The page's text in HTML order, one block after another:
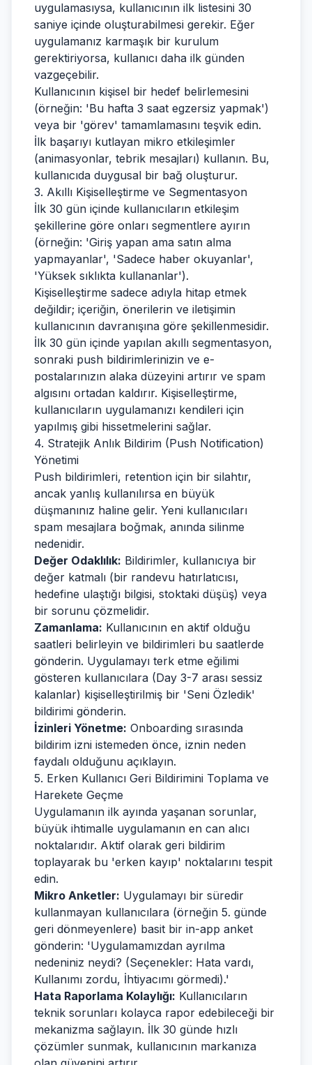
uygulamasıysa, kullanıcının ilk listesini 30
saniye içinde oluşturabilmesi gerekir. Eğer
uygulamanız karmaşık bir kurulum
gerektiriyorsa, kullanıcı daha ilk günden
vazgeçebilir.
Kullanıcının kişisel bir hedef belirlemesini
(örneğin: 'Bu hafta 3 saat egzersiz yapmak')
veya bir 'görev' tamamlamasını teşvik edin.
İlk başarıyı kutlayan mikro etkileşimler
(animasyonlar, tebrik mesajları) kullanın. Bu,
kullanıcıda duygusal bir bağ oluşturur.
3. Akıllı Kişiselleştirme ve Segmentasyon
İlk 30 gün içinde kullanıcıların etkileşim
şekillerine göre onları segmentlere ayırın
(örneğin: 'Giriş yapan ama satın alma
yapmayanlar', 'Sadece haber okuyanlar',
'Yüksek sıklıkta kullananlar').
Kişiselleştirme sadece adıyla hitap etmek
değildir; içeriğin, önerilerin ve iletişimin
kullanıcının davranışına göre şekillenmesidir.
İlk 30 gün içinde yapılan akıllı segmentasyon,
sonraki push bildirimlerinizin ve e-
postalarınızın alaka düzeyini artırır ve spam
algısını ortadan kaldırır. Kişiselleştirme,
kullanıcıların uygulamanızı kendileri için
yapılmış gibi hissetmelerini sağlar.
4. Stratejik Anlık Bildirim (Push Notification)
Yönetimi
Push bildirimleri, retention için bir silahtır,
ancak yanlış kullanılırsa en büyük
düşmanınız haline gelir. Yeni kullanıcıları
spam mesajlara boğmak, anında silinme
nedenidir.
Değer Odaklılık: Bildirimler, kullanıcıya bir
değer katmalı (bir randevu hatırlatıcısı,
hedefine ulaştığı bilgisi, stoktaki düşüş) veya
bir sorunu çözmelidir.
Zamanlama: Kullanıcının en aktif olduğu
saatleri belirleyin ve bildirimleri bu saatlerde
gönderin. Uygulamayı terk etme eğilimi
gösteren kullanıcılara (Day 3-7 arası sessiz
kalanlar) kişiselleştirilmiş bir 'Seni Özledik'
bildirimi gönderin.
İzinleri Yönetme: Onboarding sırasında
bildirim izni istemeden önce, iznin neden
faydalı olduğunu açıklayın.
5. Erken Kullanıcı Geri Bildirimini Toplama ve
Harekete Geçme
Uygulamanın ilk ayında yaşanan sorunlar,
büyük ihtimalle uygulamanın en can alıcı
noktalarıdır. Aktif olarak geri bildirim
toplayarak bu 'erken kayıp' noktalarını tespit
edin.
Mikro Anketler: Uygulamayı bir süredir
kullanmayan kullanıcılara (örneğin 5. günde
geri dönmeyenlere) basit bir in-app anket
gönderin: 'Uygulamamızdan ayrılma
nedeniniz neydi? (Seçenekler: Hata vardı,
Kullanımı zordu, İhtiyacımı görmedi).'
Hata Raporlama Kolaylığı: Kullanıcıların
teknik sorunları kolayca rapor edebileceği bir
mekanizma sağlayın. İlk 30 günde hızlı
çözümler sunmak, kullanıcının markanıza